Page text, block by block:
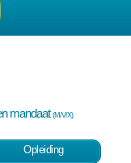
mandaat(M/V/X)
Opleiding